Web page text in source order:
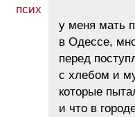
у меня мать
в Одессе,
перед
с хлебом и
которые
и что в